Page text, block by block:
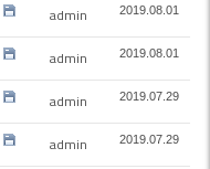
admin 2019.08.01
admin 2019.08.01
admin 2019.07.29
admin 2019.07.29